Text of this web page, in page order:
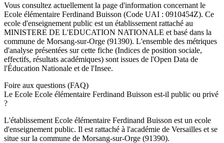
Vous consultez actuellement la page d'information concernant le
Ecole élémentaire Ferdinand Buisson (Code UAI : 0910454Z). Ce
ecole d'enseignement public est un établissement rattaché au
MINISTERE DE L'EDUCATION NATIONALE et basé dans la
commune de Morsang-sur-Orge (91390). L'ensemble des métriques
d'analyse présentées sur cette fiche (Indices de position sociale,
effectifs, résultats académiques) sont issues de l'Open Data de
l'Éducation Nationale et de l'Insee.
Foire aux questions (FAQ)
Le Ecole Ecole élémentaire Ferdinand Buisson est-il public ou privé
?
L'établissement Ecole élémentaire Ferdinand Buisson est un ecole
d'enseignement public. Il est rattaché à l'académie de Versailles et se
situe sur la commune de Morsang-sur-Orge (91390).